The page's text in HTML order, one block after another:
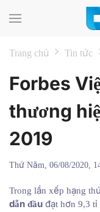
Trang chủ Tin tức
Forbes
thương
2019
Thứ Năm, 06/08/2020,
Trong lần xếp hạng
dẫn đầu đạt hơn 9,3 tỉ